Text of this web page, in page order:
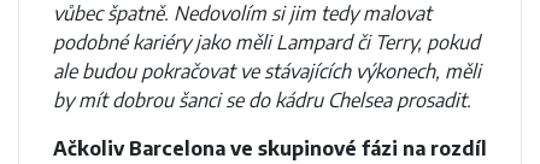
vůbec špatně. Nedovolím si jim tedy malovat
podobné kariéry jako měli Lampard či Terry, pokud
ale budou pokračovat ve stávajících výkonech, měli
by mít dobrou šanci se do kádru Chelsea prosadit.
Ačkoliv Barcelona ve skupinové fázi na rozdíl